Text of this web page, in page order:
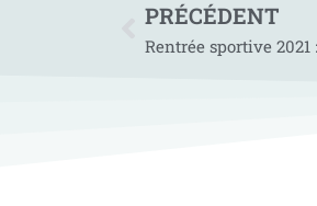
PRÉCÉDENT
Rentrée sportive 2021